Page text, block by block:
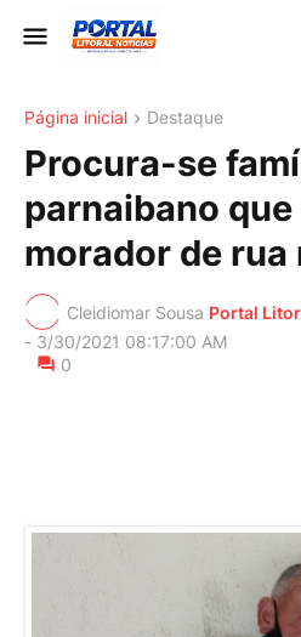
Página inicial Destaque
Procura-se
parnaibano
morador de rua
Cleidiomar Sousa Portal
- 3/30/2021 08:17:00 AM
0